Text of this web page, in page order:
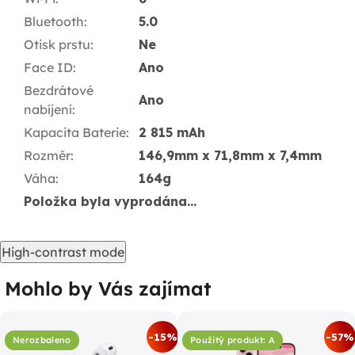
Bluetooth:
5.0
Otisk prstu:
Ne
Face ID:
Ano
Bezdrátové
nabíjení:
Ano
Kapacita Baterie:
2 815 mAh
Rozměr:
146,9mm x 71,8mm x 7,4mm
Váha:
164g
Položka byla vyprodána…
High-contrast mode
Mohlo by Vás zajímat
Nerozbaleno -15% Použitý produkt: A -57%